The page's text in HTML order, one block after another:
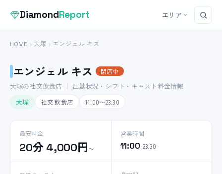
DiamondReport エリア
HOME 大塚 エンジェル キス
エンジェル キス 閉店中
大塚の社交飲食店 ｜ 出勤状況・シフト・キャスト料金情報
大塚
社交飲食店 11:00〜23:30
最安料金
20分 4,000円〜
営業時間
11:00–23:30